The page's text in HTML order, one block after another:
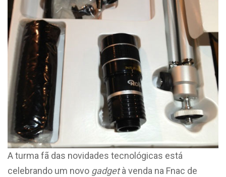
A turma fã das novidades tecnológicas está
celebrando um novo gadgetà venda na Fnac de